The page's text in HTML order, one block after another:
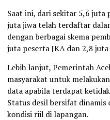
Saat ini, dari sekitar 5,6 juta
juta jiwa telah terdaftar
dengan berbagai skema
juta peserta JKA dan 2,8
Lebih lanjut, Pemerintah
masyarakat untuk
data apabila terdapat
Status desil bersifat dinamis
kondisi riil di lapangan.